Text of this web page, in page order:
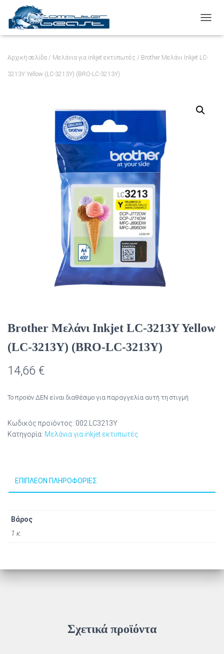
Αρχική σελίδα / Μελάνια για inkjet εκτυπωτές / Brother Μελάνι Inkjet LC-
3213Y Yellow (LC-3213Y) (BRO-LC-3213Y)
Brother Μελάνι Inkjet LC-3213Y Yellow
(LC-3213Y) (BRO-LC-3213Y)
14,66 €
Το προϊόν ΔΕΝ είναι διαθέσιμο για παραγγελία αυτή τη στιγμή
Κωδικός προϊόντος: 002.LC3213Y
Κατηγορία: Μελάνια για inkjet εκτυπωτές
ΕΠΙΠΛΈΟΝ ΠΛΗΡΟΦΟΡΊΕΣ
Βάρος
1 κ.
Σχετικά προϊόντα